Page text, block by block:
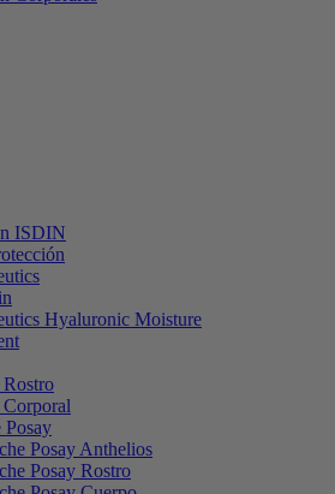
ISDIN
Hyaluronic Moisture
Rostro
Corporal
Posay
Posay Anthelios
Posay Rostro